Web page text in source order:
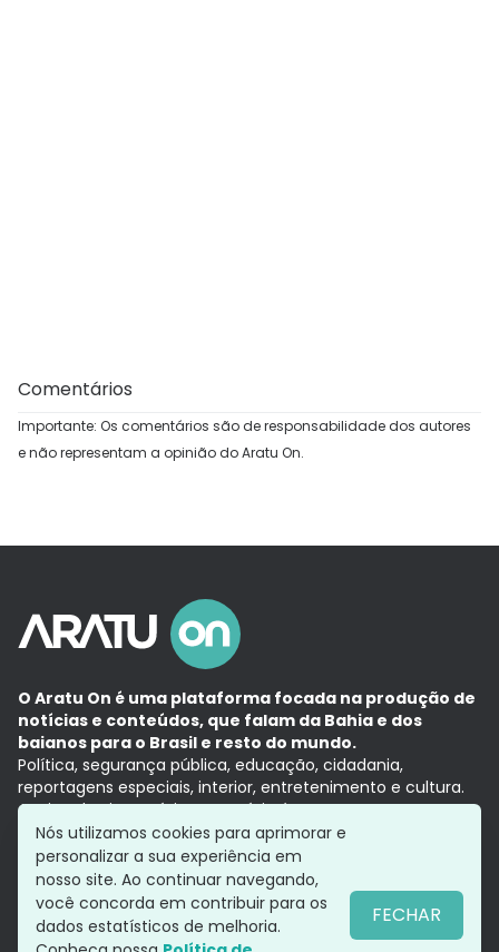
Comentários
Importante: Os comentários são de responsabilidade dos autores
e não representam a opinião do Aratu On.
O Aratu On é uma plataforma focada na produção de
notícias e conteúdos, que falam da Bahia e dos
baianos para o Brasil e resto do mundo.
Política, segurança pública, educação, cidadania,
reportagens especiais, interior, entretenimento e cultura.
Aqui, tudo vira notícia e a notícia é no tempo presente,
com a credibilidade do Grupo Aratu.
Grupo Aratu
Política de privacidade
Siga-nos
Nós utilizamos cookies para aprimorar e
personalizar a sua experiência em
nosso site. Ao continuar navegando,
você concorda em contribuir para os
dados estatísticos de melhoria.
FECHAR